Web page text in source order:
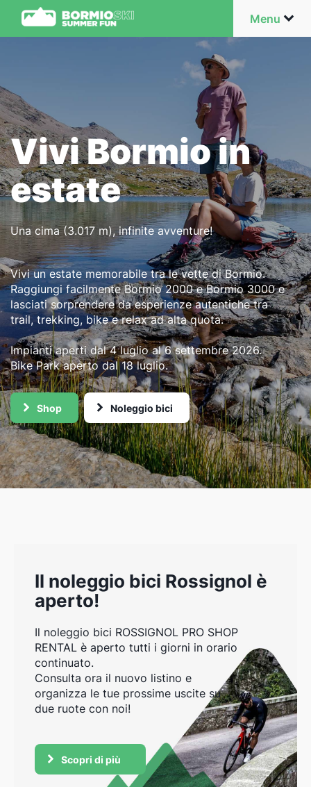
Menu
Vivi Bormio in
estate
Una cima (3.017 m), infinite avventure!
Vivi un estate memorabile tra le vette di Bormio.
Raggiungi facilmente Bormio 2000 e Bormio 3000 e
lasciati sorprendere da esperienze autentiche tra
trail, trekking, bike e relax ad alta quota.
Impianti aperti dal 4 luglio al 6 settembre 2026.
Bike Park aperto dal 18 luglio.
Shop Noleggio bici
Il noleggio bici Rossignol è
aperto!
Il noleggio bici ROSSIGNOL PRO SHOP
RENTAL è aperto tutti i giorni in orario
continuato.
Consulta ora il nuovo listino e
organizza le tue prossime uscite su
due ruote con noi!
Scopri di più